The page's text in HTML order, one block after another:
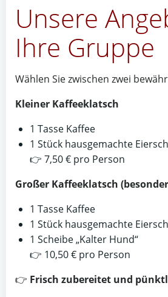
Unsere
Ihre Gruppe
Wählen Sie zwischen zwei
Kleiner Kaffeeklatsch
1 Tasse Kaffee
1 Stück hausgemachte
👉 7,50 € pro Person
Großer Kaffeeklatsch
1 Tasse Kaffee
1 Stück hausgemachte
1 Scheibe „Kalter Hund“
👉 10,50 € pro Person
👉 Frisch zubereitet und